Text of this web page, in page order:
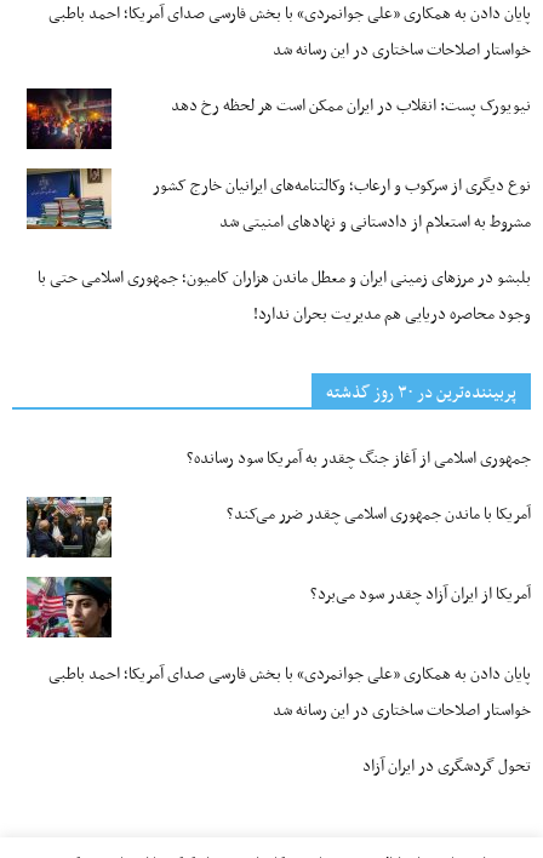
پایان دادن به همکاری «علی جوانمردی» با بخش فارسی صدای آمریکا؛ احمد باطبی
خواستار اصلاحات ساختاری در این رسانه شد
نیویورک پست: انقلاب در ایران ممکن است هر لحظه رخ دهد
نوع دیگری از سرکوب و ارعاب؛ وکالتنامه‌های ایرانیان خارج کشور
مشروط به استعلام از دادستانی و نهادهای امنیتی شد
بلبشو در مرزهای زمینی ایران و معطل ماندن هزاران کامیون؛ جمهوری اسلامی حتی با
وجود محاصره دریایی هم مدیریت بحران ندارد!
پربیننده‌ترین‌ در ۳۰ روز گذشته
جمهوری اسلامی از آغاز جنگ چقدر به آمریکا سود رسانده؟
آمریکا با ماندن جمهوری اسلامی چقدر ضرر می‌کند؟
آمریکا از ایران آزاد چقدر سود می‌برد؟
پایان دادن به همکاری «علی جوانمردی» با بخش فارسی صدای آمریکا؛ احمد باطبی
خواستار اصلاحات ساختاری در این رسانه شد
تحول گردشگری در ایران آزاد